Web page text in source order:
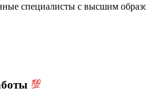
специалисты с высшим